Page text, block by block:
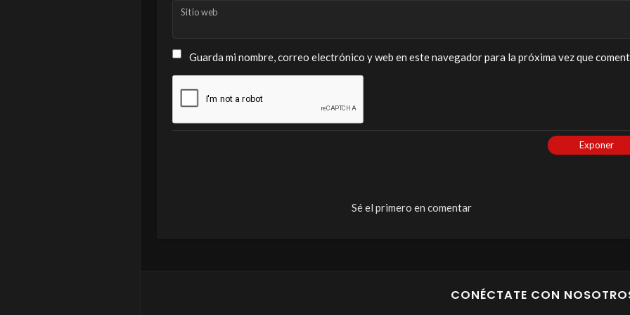
Sitio web
Guarda mi nombre, correo electrónico y web en este navegador para la próxima vez que
Exponer
Sé el primero en comentar
CONÉCTATE CON